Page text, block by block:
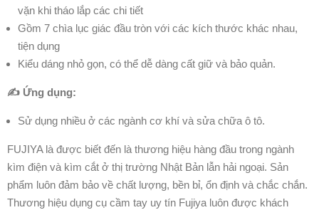
vặn khi tháo lắp các chi tiết
Gồm 7 chìa lục giác đầu tròn với các kích thước khác nhau,
tiện dụng
Kiểu dáng nhỏ gọn, có thể dễ dàng cất giữ và bảo quản.
✍ Ứng dụng:
Sử dụng nhiều ở các ngành cơ khí và sửa chữa ô tô.
FUJIYA là được biết đến là thương hiệu hàng đầu trong ngành
kìm điện và kìm cắt ở thị trường Nhật Bản lẫn hải ngoại. Sản
phẩm luôn đảm bảo về chất lượng, bền bỉ, ổn định và chắc chắn.
Thương hiệu dụng cụ cầm tay uy tín Fujiya luôn được khách